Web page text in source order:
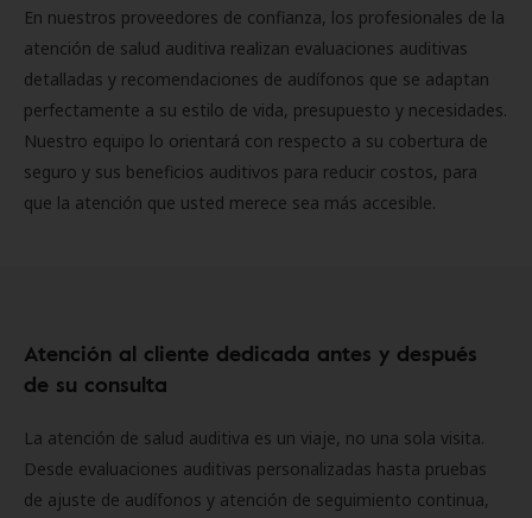
En nuestros proveedores de confianza, los profesionales de la
atención de salud auditiva realizan evaluaciones auditivas
detalladas y recomendaciones de audífonos que se adaptan
perfectamente a su estilo de vida, presupuesto y necesidades.
Nuestro equipo lo orientará con respecto a su cobertura de
seguro y sus beneficios auditivos para reducir costos, para
que la atención que usted merece sea más accesible.
Atención al cliente dedicada antes y después
de su consulta
La atención de salud auditiva es un viaje, no una sola visita.
Desde evaluaciones auditivas personalizadas hasta pruebas
de ajuste de audífonos y atención de seguimiento continua,